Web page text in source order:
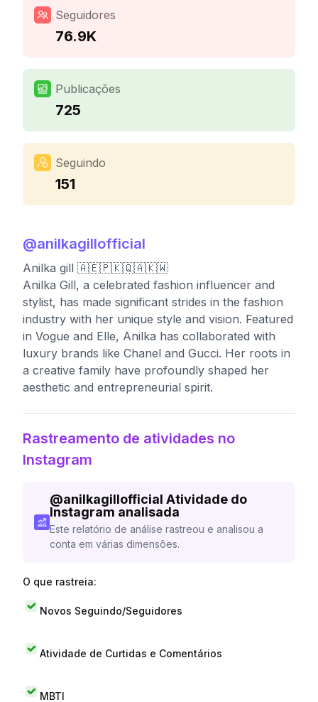
Seguidores
76.9K
Publicações
725
Seguindo
151
@anilkagillofficial
Anilka gill 🇦🇪🇵🇰🇶🇦🇰🇼
Anilka Gill, a celebrated fashion influencer and
stylist, has made significant strides in the fashion
industry with her unique style and vision. Featured
in Vogue and Elle, Anilka has collaborated with
luxury brands like Chanel and Gucci. Her roots in
a creative family have profoundly shaped her
aesthetic and entrepreneurial spirit.
Rastreamento de atividades no
Instagram
@anilkagillofficial Atividade do
Instagram analisada
Este relatório de análise rastreou e analisou a
conta em várias dimensões.
O que rastreia:
Novos Seguindo/Seguidores
Atividade de Curtidas e Comentários
MBTI